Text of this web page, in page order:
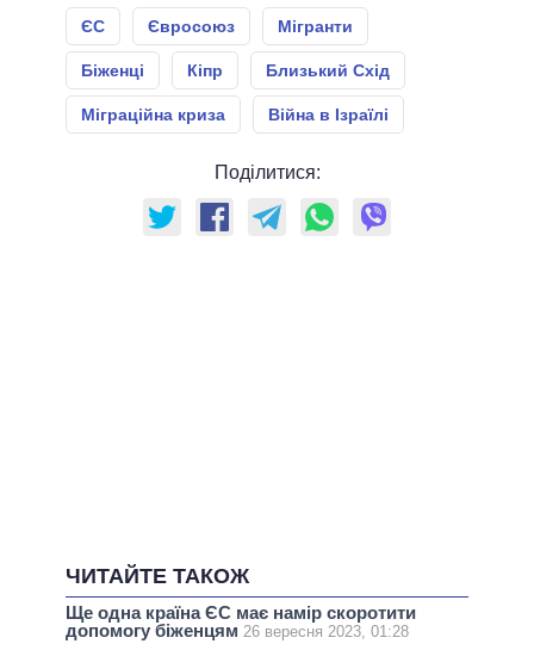
ЄС Євросоюз Мігранти
Біженці Кіпр Близький Схід
Міграційна криза Війна в Ізраїлі
Поділитися:
ЧИТАЙТЕ ТАКОЖ
Ще одна країна ЄС має намір скоротити
допомогу біженцям 26 вересня 2023, 01:28